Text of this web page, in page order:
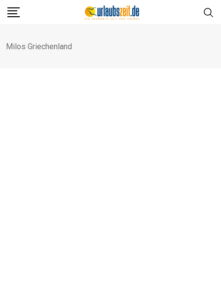
Skip
Milos Griechenland